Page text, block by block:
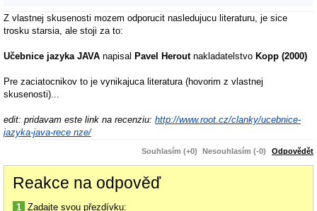
Z vlastnej skusenosti mozem odporucit nasledujucu literaturu, je sice
trosku starsia, ale stoji za to:
Učebnice jazyka JAVA napisal Pavel Heroutnakladatelstvo Kopp (2000)
Pre zaciatocnikov to je vynikajuca literatura (hovorim z vlastnej
skusenosti)...
edit: pridavam este link na recenziu: http://www.root.cz/clanky/ucebnice-
jazyka-java-rece nze/
Souhlasím (+0) Nesouhlasím (-0) Odpovědět
Reakce na odpověď
1 Zadajte svou přezdívku: